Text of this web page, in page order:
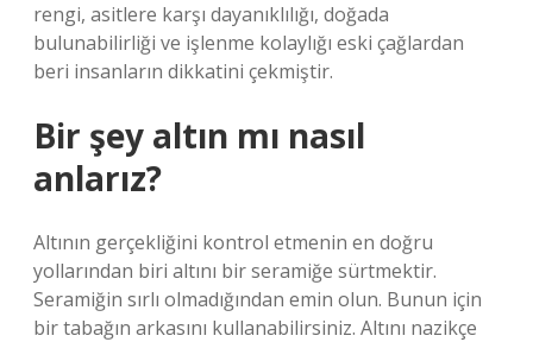
rengi, asitlere karşı dayanıklılığı, doğada
bulunabilirliği ve işlenme kolaylığı eski çağlardan
beri insanların dikkatini çekmiştir.
Bir şey altın mı nasıl
anlarız?
Altının gerçekliğini kontrol etmenin en doğru
yollarından biri altını bir seramiğe sürtmektir.
Seramiğin sırlı olmadığından emin olun. Bunun için
bir tabağın arkasını kullanabilirsiniz. Altını nazikçe